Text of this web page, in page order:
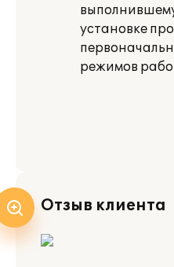
установке
режимов
Отзыв клиента